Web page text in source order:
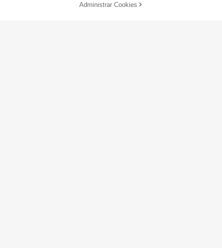
¡33% DE DESCUENTO!
Administrar Cookies